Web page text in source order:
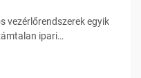
vezérlőrendszerek egyik
ipari